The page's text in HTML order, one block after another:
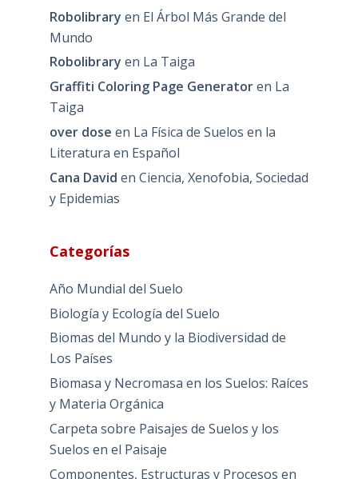
Robolibrary en El Árbol Más Grande del
Mundo
Robolibrary en La Taiga
Graffiti Coloring Page Generatoren La
Taiga
over dose en La Física de Suelos en la
Literatura en Español
Cana David en Ciencia, Xenofobia, Sociedad
y Epidemias
Categorías
Año Mundial del Suelo
Biología y Ecología del Suelo
Biomas del Mundo y la Biodiversidad de
Los Países
Biomasa y Necromasa en los Suelos: Raíces
y Materia Orgánica
Carpeta sobre Paisajes de Suelos y los
Suelos en el Paisaje
Componentes, Estructuras y Procesos en